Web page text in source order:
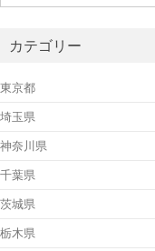
索:
カテゴリー
東京都
埼玉県
神奈川県
千葉県
茨城県
栃木県